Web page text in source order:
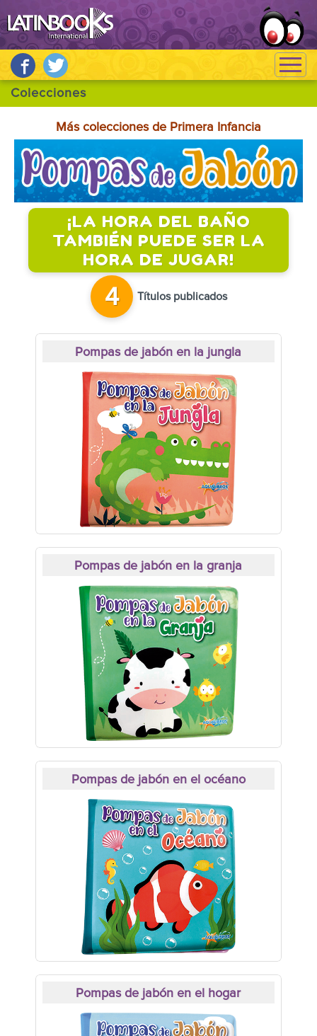
Más colecciones de Primera Infancia
¡LA HORA DEL BAÑO
TAMBIÉN PUEDE SER LA
HORA DE JUGAR!
4 Títulos publicados
Pompas de jabón en la jungla
Pompas de jabón en la granja
Pompas de jabón en el océano
Pompas de jabón en el hogar